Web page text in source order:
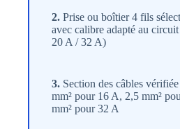
2. Prise ou boîtier 4 fils
avec calibre adapté au
20 A / 32 A)
3. Section des câbles
mm² pour 16 A, 2,5 mm²
mm² pour 32 A